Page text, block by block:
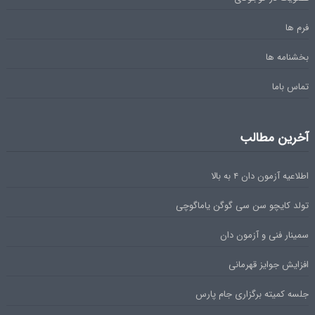
فرم ها
بخشنامه ها
تماس باما
آخرین مطالب
اطلاعیه آزمون دان ۴ به بالا
تولد کایچو سن سی گوگن یاماگوچی
سمینار فنی و آزمون دان
افزایش جوایز قهرمانی
جلسه کمیته برگزاری جام پارس